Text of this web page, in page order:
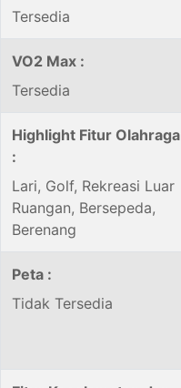
Tersedia
VO2 Max :
Tersedia
Highlight Fitur Olahraga
:
Lari, Golf, Rekreasi Luar
Ruangan, Bersepeda,
Berenang
Peta :
Tidak Tersedia